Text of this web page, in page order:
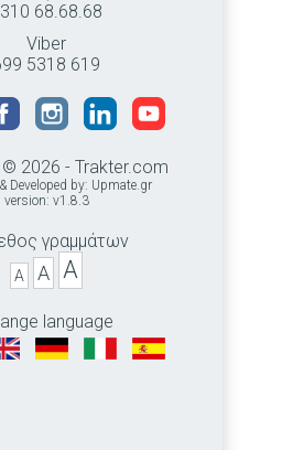
68.68.68
Viber
5318 619
2026 - Trakter.com
Developed by: Upmate.gr
version: v1.8.3
γραμμάτων
A A A
language